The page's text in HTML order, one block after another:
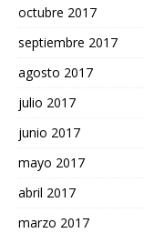
octubre 2017
septiembre 2017
agosto 2017
julio 2017
junio 2017
mayo 2017
abril 2017
marzo 2017